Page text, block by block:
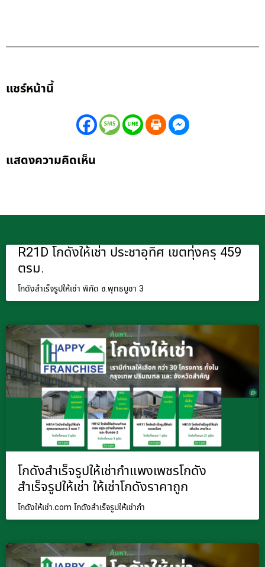
แชร์หน้านี้
แสดงความคิดเห็น
R21D โกดังให้เช่า ประชาอุทิศ เขตทุ่งครุ 459
ตรม.
โกดังสำเร็จรูปให้เช่า พิกัด ซ.พุทธบูชา 3
โกดังสำเร็จรูปให้เช่ากำแพงเพชรโกดัง
สำเร็จรูปให้เช่า ให้เช่าโกดังราคาถูก
โกดังให้เช่า.com โกดังสำเร็จรูปให้เช่ากำ